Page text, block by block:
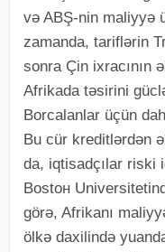
və ABŞ-nin maliyyə
zamanda, tariflərin
sonra Çin ixracının
Afrikada təsirini
Borcalanlar üçün
Bu cür kreditlərdən
da, iqtisadçılar riski
Bostон
görə, Afrikanı
ölkə daxilində